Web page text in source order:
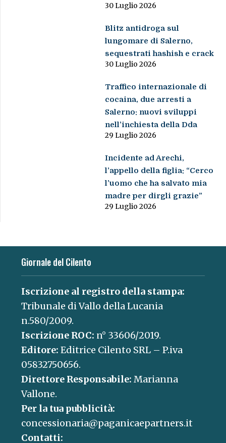
30 Luglio 2026
Blitz antidroga sul
lungomare di Salerno,
sequestrati hashish e crack
30 Luglio 2026
Traffico internazionale di
cocaina, due arresti a
Salerno: nuovi sviluppi
nell’inchiesta della Dda
29 Luglio 2026
Incidente ad Arechi,
l’appello della figlia: “Cerco
l’uomo che ha salvato mia
madre per dirgli grazie”
29 Luglio 2026
Giornale del Cilento
Iscrizione al registro della stampa:
Tribunale di Vallo della Lucania
n.580/2009.
Iscrizione ROC: n° 33606/2019.
Editore: Editrice Cilento SRL – P.iva
05832750656.
Direttore Responsabile: Marianna
Vallone.
Per la tua pubblicità:
concessionaria@paganicaepartners.it
Contatti: